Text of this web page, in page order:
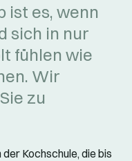
ist es, wenn
sich in nur
fühlen wie
Wir
zu
Kochschule, die bis